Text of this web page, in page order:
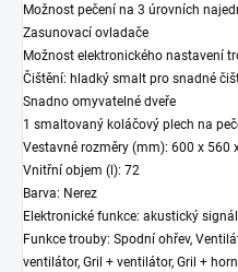
Možnost pečení na 3 úrovních
Zasunovací ovladače
Možnost elektronického nastavení
Čištění: hladký smalt pro snadné
Snadno omyvatelné dveře
1 smaltovaný koláčový plech na
Vestavné rozměry (mm): 600 x 560
Vnitřní objem (l): 72
Barva: Nerez
Elektronické funkce: akustický
Funkce trouby: Spodní ohřev,
ventilátor, Gril + ventilátor, Gril +